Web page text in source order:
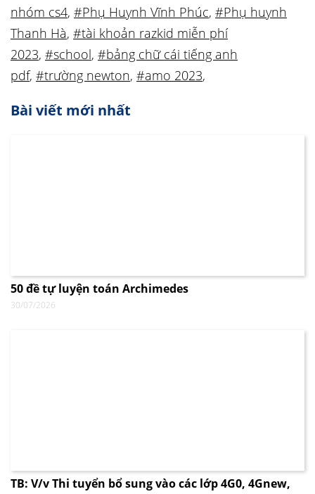
nhóm cs4, #Phụ Huynh Vĩnh Phúc, #Phụ huynh
Thanh Hà, #tài khoản razkid miễn phí
2023, #school, #bảng chữ cái tiếng anh
pdf, #trường newton, #amo 2023,
Bài viết mới nhất
50 đề tự luyện toán Archimedes
30/07/2026
TB: V/v Thi tuyển bổ sung vào các lớp 4G0, 4Gnew,